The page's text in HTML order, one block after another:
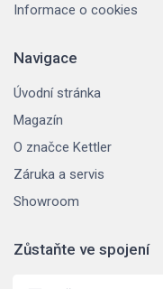
Informace o cookies
Navigace
Úvodní stránka
Magazín
O značce Kettler
Záruka a servis
Showroom
Zůstaňte ve spojení